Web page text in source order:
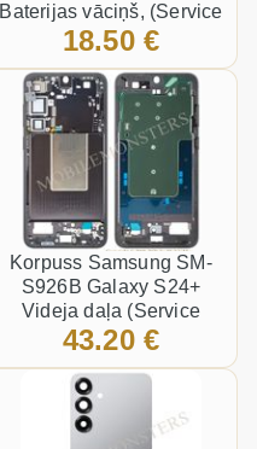
Baterijas vāciņš, (Service
pack) Zaļš
18.50 €
Korpuss Samsung SM-
S926B Galaxy S24+
Videja daļa (Service
pack) Melns
43.20 €